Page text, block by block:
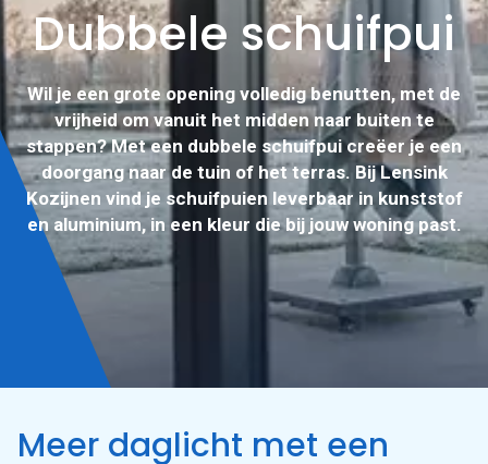
Producten
Projecten
Subsidies
Over ons
Vraag een
offerte aan
Dubbele schuifpui
Wil je een grote opening volledig benutten, met de
vrijheid om vanuit het midden naar buiten te
stappen? Met een dubbele schuifpui creëer je een
doorgang naar de tuin of het terras. Bij Lensink
Kozijnen vind je schuifpuien leverbaar in kunststof
en aluminium, in een kleur die bij jouw woning past.
Meer daglicht met een